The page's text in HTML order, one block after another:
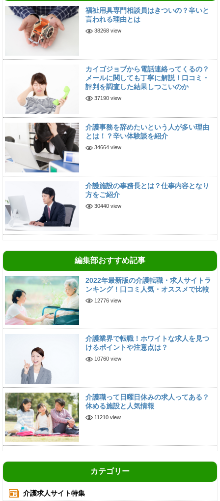
福祉用具専門相談員はきついの？辛いと
言われる理由とは
38268 view
カイゴジョブから電話連絡ってくるの？
メールに関しても丁寧に解説！口コミ・
評判を調査した結果しつこいのか
37190 view
介護事務を辞めたいという人が多い理由
とは！？辛い体験談を紹介
34664 view
介護施設の事務長とは？仕事内容となり
方をご紹介
30440 view
編集部おすすめ記事
2022年最新版の介護転職・求人サイトラ
ンキング！口コミ人気・オススメで比較
12776 view
介護業界で転職！ホワイトな求人を見つ
けるポイントや注意点は？
10760 view
介護職って日曜日休みの求人ってある？
休める施設と人気情報
11210 view
カテゴリー
介護求人サイト特集